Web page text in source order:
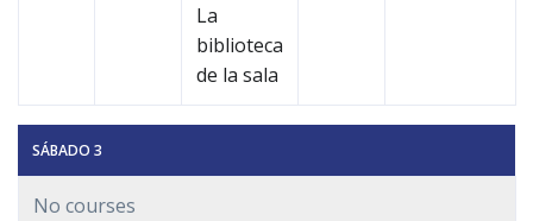
La
biblioteca
de la sala
SÁBADO 3
No courses